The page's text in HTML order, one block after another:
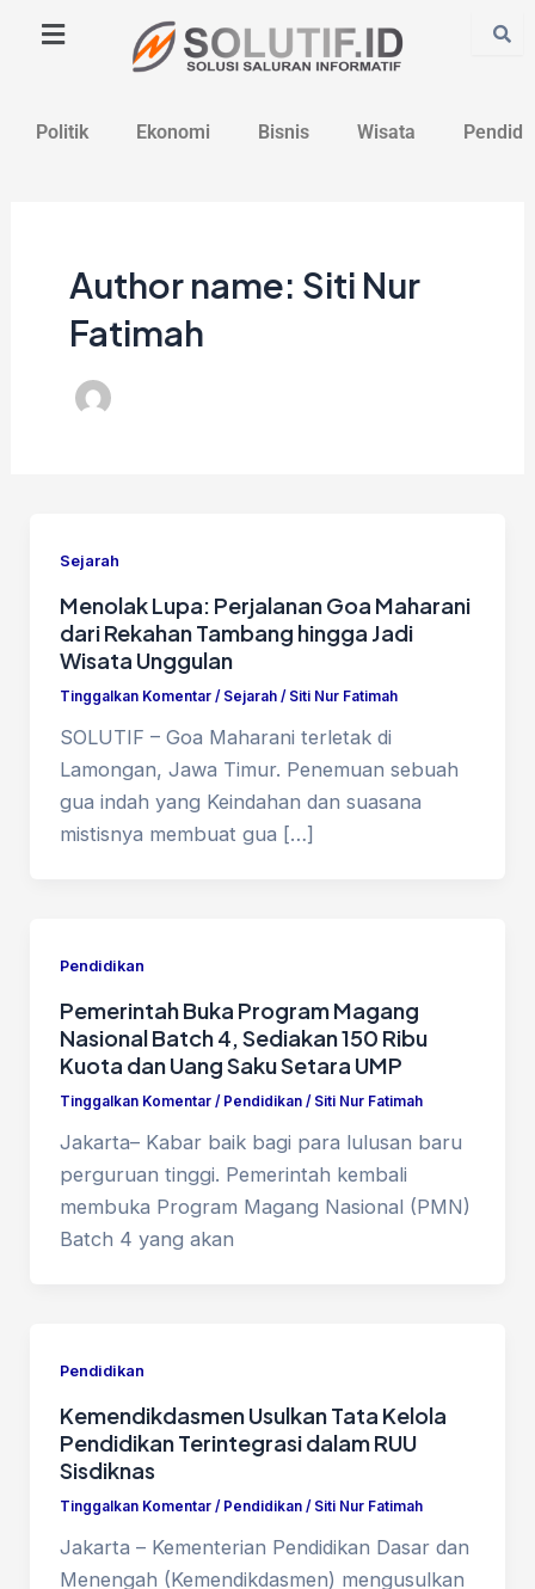
Politik Ekonomi Bisnis Wisata
Author name: Siti Nur
Fatimah
Sejarah
Menolak Lupa: Perjalanan Goa Maharani
dari Rekahan Tambang hingga Jadi
Wisata Unggulan
Tinggalkan Komentar / Sejarah/ Siti Nur Fatimah
SOLUTIF – Goa Maharani terletak di
Lamongan, Jawa Timur. Penemuan sebuah
gua indah yang Keindahan dan suasana
mistisnya membuat gua […]
Pendidikan
Pemerintah Buka Program Magang
Nasional Batch 4, Sediakan 150 Ribu
Kuota dan Uang Saku Setara UMP
Tinggalkan Komentar / Pendidikan/ Siti Nur Fatimah
Jakarta– Kabar baik bagi para lulusan baru
perguruan tinggi. Pemerintah kembali
membuka Program Magang Nasional (PMN)
Batch 4 yang akan
Pendidikan
Kemendikdasmen Usulkan Tata Kelola
Pendidikan Terintegrasi dalam RUU
Sisdiknas
Tinggalkan Komentar / Pendidikan/ Siti Nur Fatimah
Jakarta – Kementerian Pendidikan Dasar dan
Menengah (Kemendikdasmen) mengusulkan
pagination